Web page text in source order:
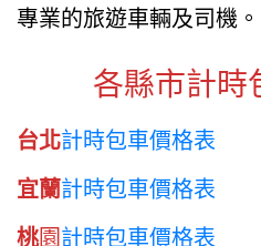
專業的旅遊車輛及司機。
各縣市計時
台北計時包車價格表
宜蘭計時包車價格表
桃園計時包車價格表